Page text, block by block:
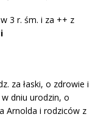
3 r. śm. i za ++ z
za łaski, o zdrowie i
w dniu urodzin, o
Arnolda i rodziców z